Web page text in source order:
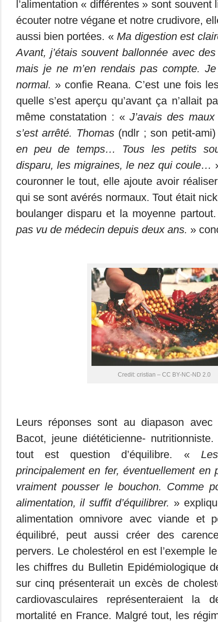
l’alimentation « différentes » sont
écouter notre végane et notre crudivore,
aussi bien portées. «Ma digestion est
Avant, j’étais souvent ballonnée avec
mais je ne m’en rendais pas compte.
normal. » confie Reana. C’est une fois
quelle s’est aperçu qu’avant ça n’allait
même constatation : «J’avais des
s’est arrêté. Thomas(ndlr ; son petit-ami)
en peu de temps… Tous les petits
disparu, les migraines, le nez qui coule…
couronner le tout, elle ajoute avoir
qui se sont avérés normaux. Tout était
boulanger disparu et la moyenne
pas vu de médecin depuis deux ans. »
Credit: cristian – CC BY-NC-ND 2.0
Leurs réponses sont au diapason avec
Bacot, jeune diététicienne-
tout est question d’équilibre. «Les
principalement en fer, éventuellement en
vraiment pousser le bouchon. Comme
alimentation, il suffit d’équilibrer. »
alimentation omnivore avec viande et
équilibré, peut aussi créer des
pervers. Le cholestérol en est l’exemple
les chiffres du Bulletin Epidémiologique
sur cinq présenterait un excès de
cardiovasculaires représenteraient la
mortalité en France. Malgré tout, les